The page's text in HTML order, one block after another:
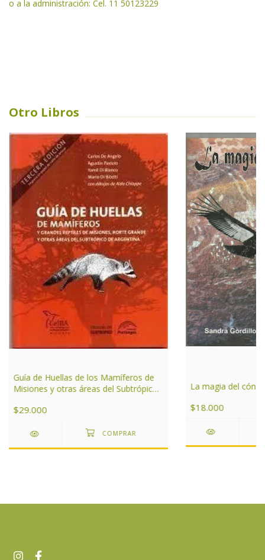
o a la administración: Cel. 11 50123229
Otro Libros
Guía de Huellas de los Mamíferos de
Misiones y otras áreas del Subtrópico
$29.000
La magia del
$18.000